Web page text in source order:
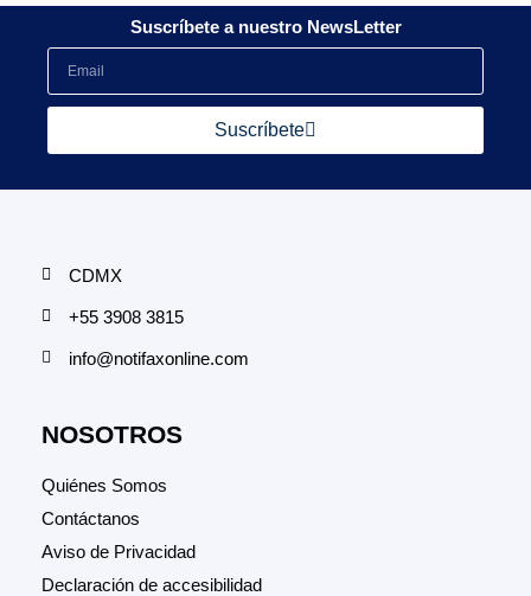
Suscríbete a nuestro NewsLetter
Suscríbete
CDMX
+55 3908 3815
info@notifaxonline.com
NOSOTROS
Quiénes Somos
Contáctanos
Aviso de Privacidad
Declaración de accesibilidad